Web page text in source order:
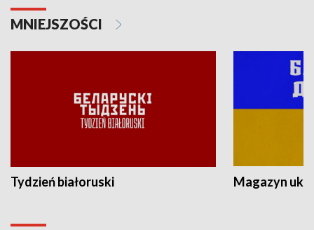
MNIEJSZOŚCI
Tydzień białoruski Magazyn